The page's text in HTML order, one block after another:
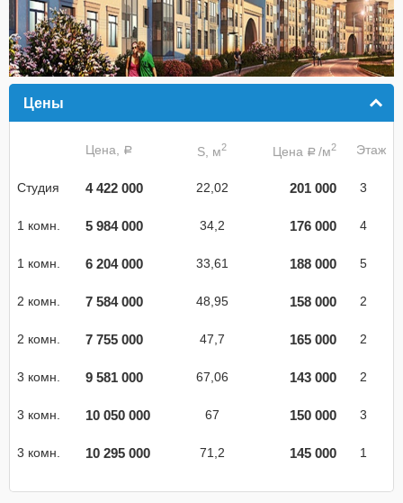
Цены
Цена, a S, м2 Цена a /м2 Этаж
Студия 4 422 000 22,02 201 000 3
1 комн. 5 984 000 34,2 176 000 4
1 комн. 6 204 000 33,61 188 000 5
2 комн. 7 584 000 48,95 158 000 2
2 комн. 7 755 000 47,7 165 000 2
3 комн. 9 581 000 67,06 143 000 2
3 комн. 10 050 000 67 150 000 3
3 комн. 10 295 000 71,2 145 000 1